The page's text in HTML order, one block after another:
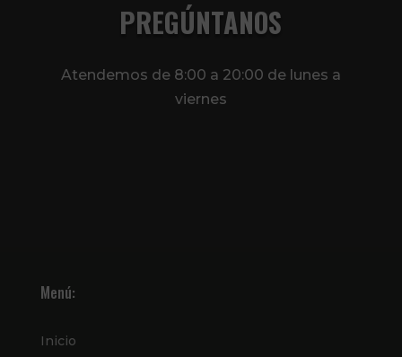
PREGÚNTANOS
Atendemos de 8:00 a 20:00 de lunes a
viernes
Menú:
Inicio